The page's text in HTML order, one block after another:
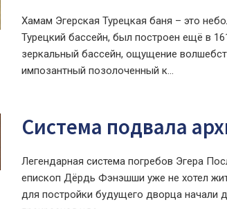
Хамам Эгерская Турецкая баня – это
Турецкий бассейн, был построен ещё в
зеркальный бассейн, ощущение
импозантный позолоченный к...
Система подвала
Легендарная система погребов Эгера
епископ Дёрдь Фэнэшши уже не хотел
для постройки будущего дворца начали